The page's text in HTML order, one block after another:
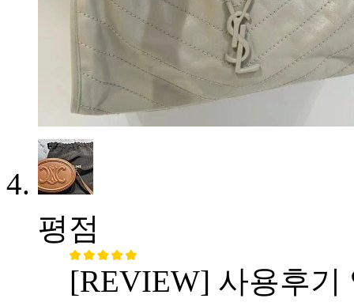
평점
[REVIEW] 사용후기